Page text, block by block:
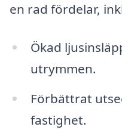
en rad fördelar,
Ökad
utrymmen.
Förbättrat
fastighet.